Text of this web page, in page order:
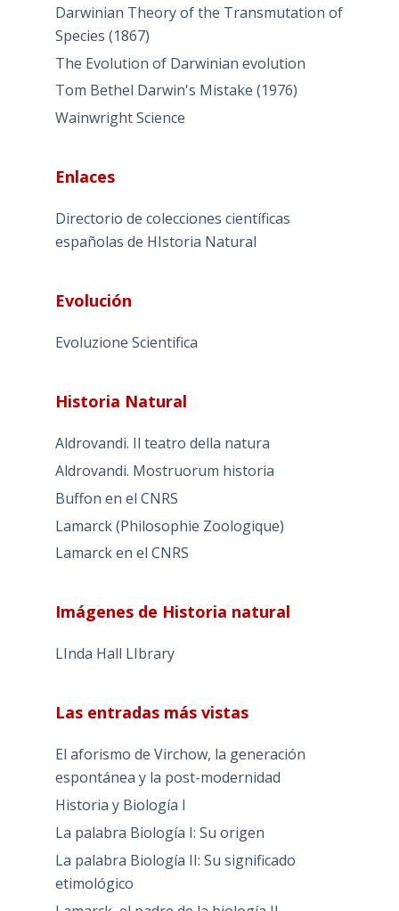
Darwinian Theory of the Transmutation of
Species (1867)
The Evolution of Darwinian evolution
Tom Bethel Darwin's Mistake (1976)
Wainwright Science
Enlaces
Directorio de colecciones científicas
españolas de HIstoria Natural
Evolución
Evoluzione Scientifica
Historia Natural
Aldrovandi. Il teatro della natura
Aldrovandi. Mostruorum historia
Buffon en el CNRS
Lamarck (Philosophie Zoologique)
Lamarck en el CNRS
Imágenes de Historia natural
LInda Hall LIbrary
Las entradas más vistas
El aforismo de Virchow, la generación
espontánea y la post-modernidad
Historia y Biología I
La palabra Biología I: Su origen
La palabra Biología II: Su significado
etimológico